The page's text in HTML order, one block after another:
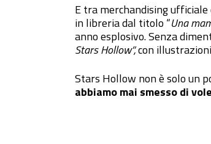
E tra merchandising ufficiale
in libreria dal titolo “Una
anno esplosivo. Senza
Stars Hollow”,con
Stars Hollow non è solo un
abbiamo mai smesso di